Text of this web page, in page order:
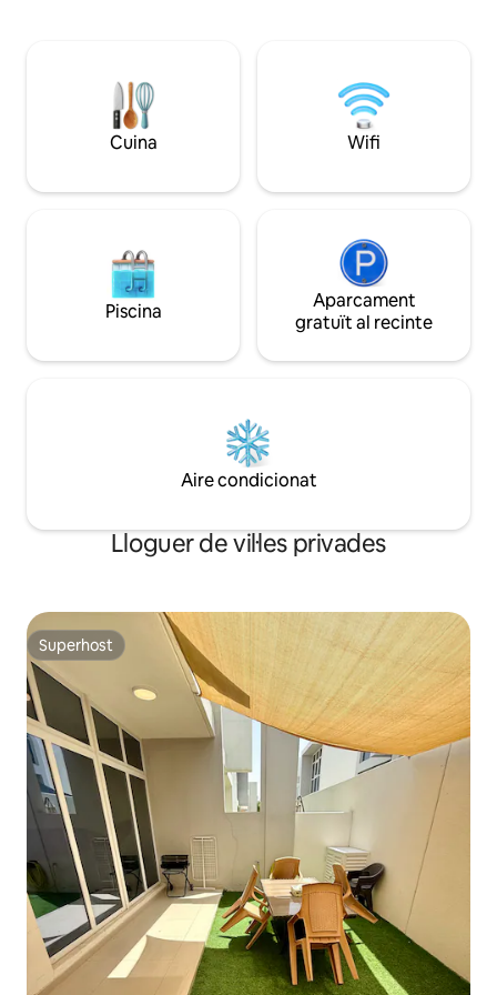
mentre que la cuina, totalment equipada
amb electrodomèstics d'alta gamma,
facilita la preparació d'un bon àpat i
compartir-lo amb els teus.
inclouen piscina
portes de
de companyia i hi
gratuït a
Cuina Wifi
Piscina
Aparcament
gratuït al recinte
Aire condicionat
Lloguer de vil·les privades
Superhost
Superhost